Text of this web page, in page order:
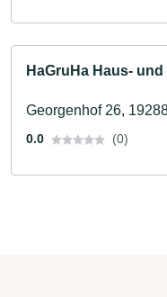
HaGruHa Haus-
Georgenhof 26,
0.0 (0)